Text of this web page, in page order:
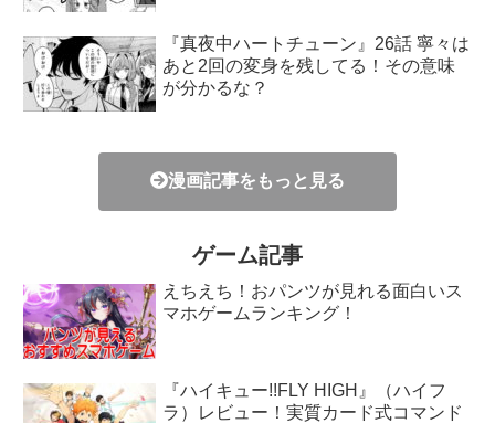
『真夜中ハートチューン』26話 寧々は
あと2回の変身を残してる！その意味
が分かるな？
漫画記事をもっと見る
ゲーム記事
えちえち！おパンツが見れる面白いス
マホゲームランキング！
『ハイキュー!!FLY HIGH』（ハイフ
ラ）レビュー！実質カード式コマンド